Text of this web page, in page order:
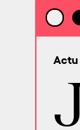
Actu